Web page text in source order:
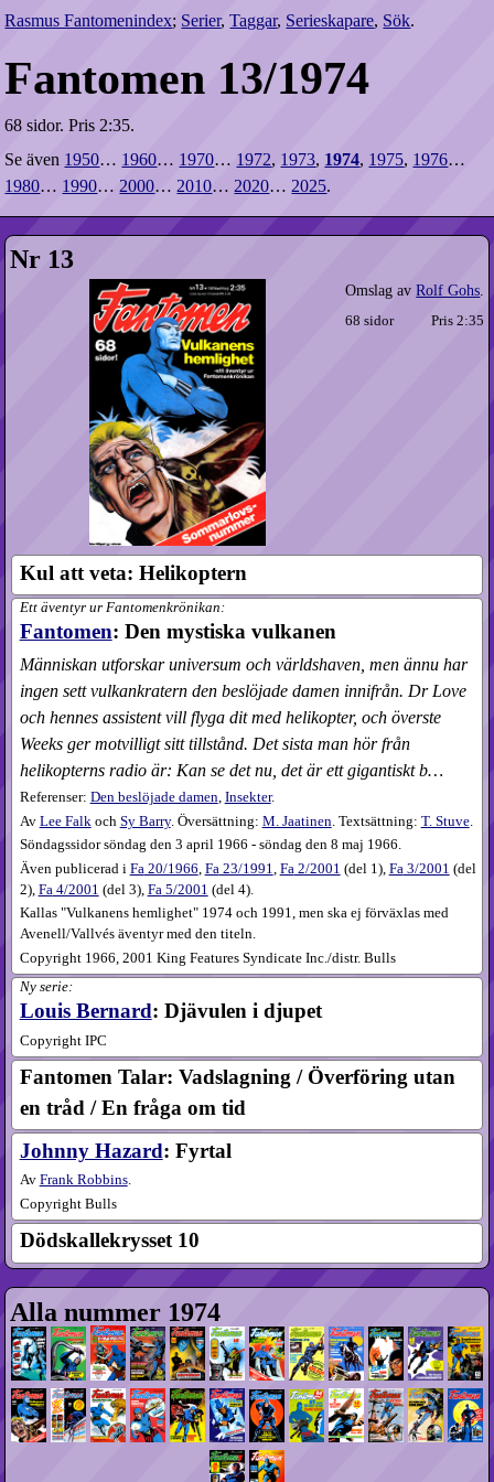
Rasmus Fantomenindex; Serier,Taggar, Serieskapare, Sök.
Fantomen 13/1974
68 sidor. Pris 2:35.
Se även 1950… 1960… 1970… 1972, 1973, 1974, 1975, 1976…
1980… 1990… 2000… 2010… 2020… 2025.
Nr 13
Omslag avRolf Gohs
68 sidor Pris 2:35
Kul att veta: Helikoptern
Ett äventyr ur Fantomenkrönikan:
Fantomen: Den mystiska vulkanen
Människan utforskar universum och världshaven, men ännu har
ingen sett vulkankratern den beslöjade damen innifrån. Dr Love
och hennes assistent vill flyga dit med helikopter, och överste
Weeks ger motvilligt sitt tillstånd. Det sista man hör från
helikopterns radio är: Kan se det nu, det är ett gigantiskt b…
Referenser: Den beslöjade damen, Insekter.
Av Lee Falk och Sy Barry. Översättning: M. Jaatinen . Textsättning: T. Stuve.
Söndagssidor söndag den 3 april 1966 - söndag den 8 maj 1966.
Även publicerad i Fa 20​/1966 Fa 23​/1991 Fa 2​/2001 (del 1 ), Fa 3​/2001 (del
2), Fa 4​/2001 (del 3), Fa 5​/2001 (del 4).
Kallas "Vulkanens hemlighet" 1974 och 1991, men ska ej förväxlas med
Avenell/Vallvés äventyr med den titeln.
Copyright 1966, 2001 King Features Syndicate Inc./distr. Bulls
Ny serie:
Louis Bernard: Djävulen i djupet
Copyright IPC
Fantomen Talar: Vadslagning / Överföring utan
en tråd / En fråga om tid
Johnny Hazard: Fyrtal
Av Frank Robbins.
Copyright Bulls
Dödskallekrysset 10
Alla nummer 1974